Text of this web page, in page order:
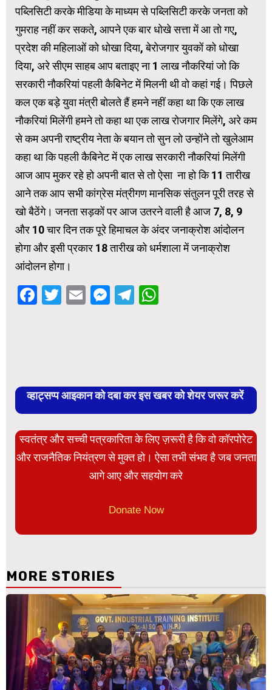
पब्लिसिटी करके मीडिया के माध्यम से पब्लिसिटी करके जनता को
गुमराह नहीं कर सकते, आपने एक बार धोखे सत्ता में आ तो गए,
प्रदेश की महिलाओं को धोखा दिया, बेरोजगार युवकों को धोखा
दिया, अरे सीएम साहब आप बताइए ना 1 लाख नौकरियां जो कि
सरकारी नौकरियां पहली कैबिनेट में मिलनी थी वो कहां गई। पिछले
कल एक बड़े युवा मंत्री बोलते हैं हमने नहीं कहा था कि एक लाख
नौकरियां मिलेंगी हमने तो कहा था एक लाख रोजगार मिलेंगे, अरे कम
से कम अपनी राष्ट्रीय नेता के बयान तो सुन लो उन्होंने तो खुलेआम
कहा था कि पहली कैबिनेट में एक लाख सरकारी नौकरियां मिलेंगी
आज आप मुकर रहे हो अपनी बात से तो ऐसा ना हो कि 11 तारीख
आने तक आप सभी कांग्रेस मंत्रीगण मानसिक संतुलन पूरी तरह से
खो बैठेंगे। जनता सड़कों पर आज उतरने वाली है आज 7, 8, 9
और 10 चार दिन तक पूरे हिमाचल के अंदर जनाक्रोश आंदोलन
होगा और इसी प्रकार 18 तारीख को धर्मशाला में जनाक्रोश
आंदोलन होगा।
Facebook
Twitter
EmailMessenger
Telegram
व्हाट्सप्प आइकान को दबा कर इस खबर को शेयर जरूर करें
स्वतंत्र और सच्ची पत्रकारिता के लिए ज़रूरी है कि वो कॉरपोरेट
और राजनैतिक नियंत्रण से मुक्त हो। ऐसा तभी संभव है जब जनता
आगे आए और सहयोग करे
Donate Now
MORE STORIES